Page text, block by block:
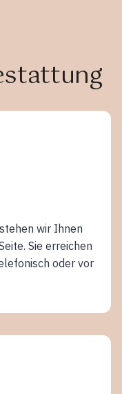
wir Ihnen
Sie erreichen
oder vor